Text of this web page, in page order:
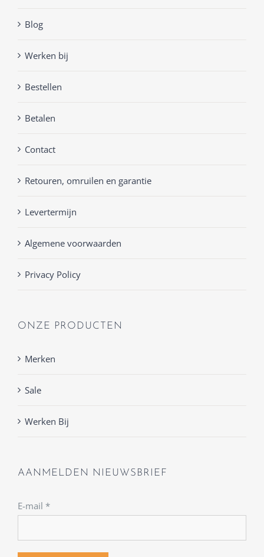
Blog
Werken bij
Bestellen
Betalen
Contact
Retouren, omruilen en garantie
Levertermijn
Algemene voorwaarden
Privacy Policy
ONZE PRODUCTEN
Merken
Sale
Werken Bij
AANMELDEN NIEUWSBRIEF
E-mail *